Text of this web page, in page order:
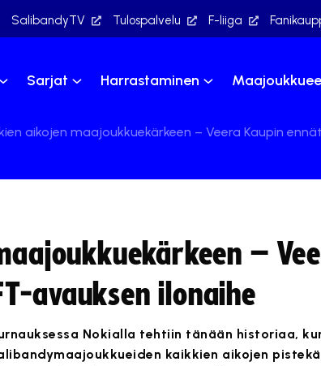
SalibandyTV Tulospalvelu F-liiga
Sarjat Harrastaminen
aikojen maajoukkuekärkeen – Veera Kaupin
–
avauksen ilonaihe
Nokialla tehtiin tänään historiaa,
kaikkien aikojen